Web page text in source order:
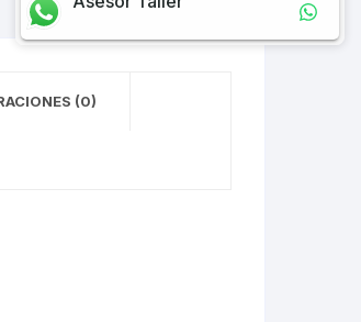
(0)